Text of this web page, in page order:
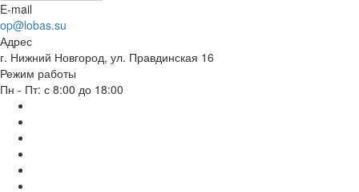
E-mail
op@lobas.su
Адрес
г. Нижний Новгород, ул. Правдинская 16
Режим работы
Пн - Пт: с 8:00 до 18:00